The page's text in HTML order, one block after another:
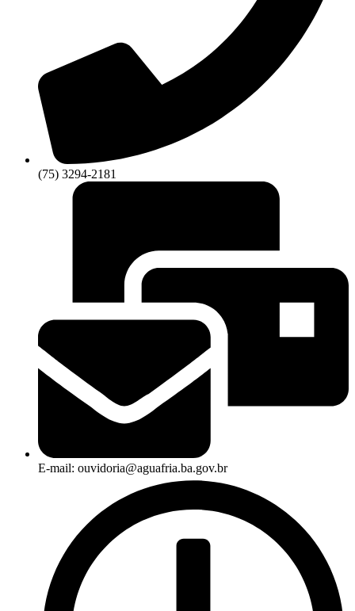
(75) 3294-2181
E-mail: ouvidoria@aguafria.ba.gov.br